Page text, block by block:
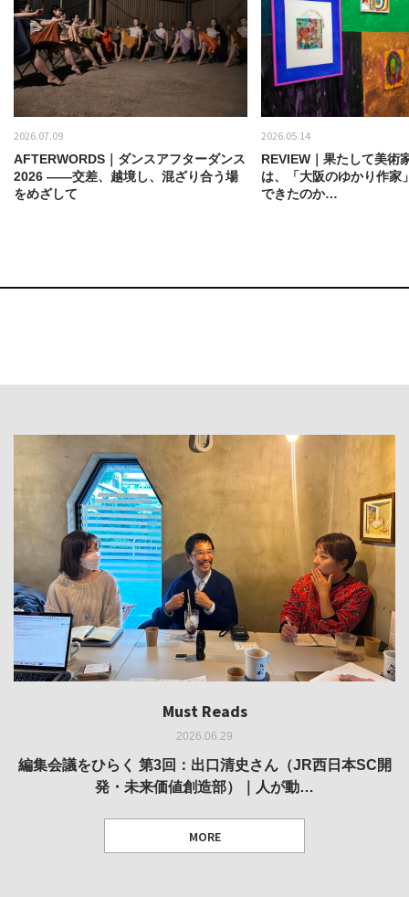
2026.07.09
AFTERWORDS｜ダンスアフターダンス
2026 ——交差、越境し、混ざり合う場
をめざして
2026.05.14
REVIEW｜果たして美術
は、「大阪のゆかり作家
できたのか…
Must Reads
2026.06.29
編集会議をひらく 第3回：出口清史さん（JR西日本SC開
発・未来価値創造部）｜人が動…
MORE
Must Reads
2026.05.14
REVIEW｜果たして美術家・梅津庸一は、「大阪のゆかり
作家」となることができたのか…
Must Reads
2026.03.11
REPORT｜博覧会の残像
Must Reads
2026.02.25
REVIEW｜菊池聡太朗 個展「余りの風景」
Must Reads
2025.10.01
REVIEW｜生の存在証明としての線——「ライフライン」
展